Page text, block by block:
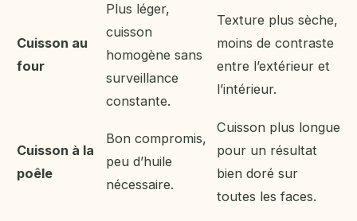
Cuisson au
four
Plus léger,
cuisson
homogène sans
surveillance
constante.
Texture plus sèche,
moins de contraste
entre l’extérieur et
l’intérieur.
Cuisson à la
poêle
Bon compromis,
peu d’huile
nécessaire.
Cuisson plus longue
pour un résultat
bien doré sur
toutes les faces.